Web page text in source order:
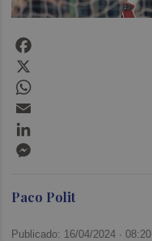
Paco Polit
Publicado: 16/04/2024 ·08:20